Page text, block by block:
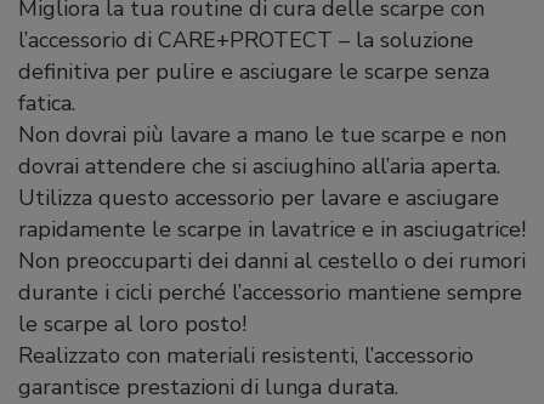
Migliora la tua routine di cura delle scarpe con
l’accessorio di CARE+PROTECT – la soluzione
definitiva per pulire e asciugare le scarpe senza
fatica.
Non dovrai più lavare a mano le tue scarpe e non
dovrai attendere che si asciughino all’aria aperta.
Utilizza questo accessorio per lavare e asciugare
rapidamente le scarpe in lavatrice e in asciugatrice!
Non preoccuparti dei danni al cestello o dei rumori
durante i cicli perché l’accessorio mantiene sempre
le scarpe al loro posto!
Realizzato con materiali resistenti, l’accessorio
garantisce prestazioni di lunga durata.